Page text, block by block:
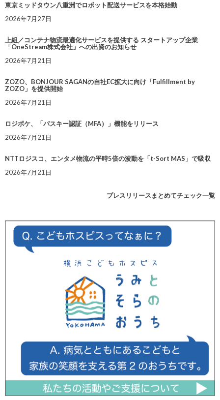
東京ミッドタウン八重洲でロボット配送サービスを本格始動
2026年7月27日
上組／コンテナ物流最適化サービスを提供する スタートアップ企業
「OneStream株式会社」への出資のお知らせ
2026年7月21日
ZOZO、BONJOUR SAGANの自社EC拡大に向け「Fulfillment by
ZOZO」を提供開始
2026年7月21日
ロジポケ、「パスキー認証（MFA）」機能をリリース
2026年7月21日
NTTロジスコ、エンタメ物流の平時5倍の波動を「t-Sort MAS」で吸収
2026年7月21日
プレスリリースまとめてチェック一覧